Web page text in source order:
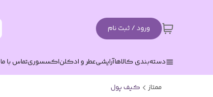
ورود / ثبت نام
دسته‌بندی کالاهاآرایشیعطر و ادکلناکسسوریتماس با ما
ممتاز کیف پول